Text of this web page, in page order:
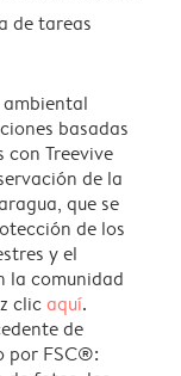
de tareas
basadas
con Treevive
de la
que se
de los
y el
la comunidad
clicaquí.
de
por FSC®: